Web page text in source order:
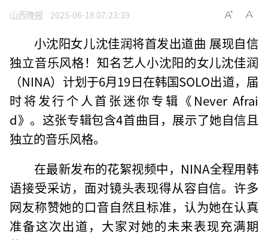
山西晚报 2025-06-18 07:23:39
小沈阳女儿沈佳润将首发出道曲 展现自信
独立音乐风格！知名艺人小沈阳的女儿沈佳润
（NINA）计划于6月19日在韩国SOLO出道，届
时将发行个人首张迷你专辑《Never Afrai
d》。这张专辑包含4首曲目，展示了她自信且
独立的音乐风格。
在最新发布的花絮视频中，NINA全程用韩
语接受采访，面对镜头表现得从容自信。许多
网友称赞她的口音自然且标准，认为她在认真
准备这次出道，大家对她的未来表现充满期